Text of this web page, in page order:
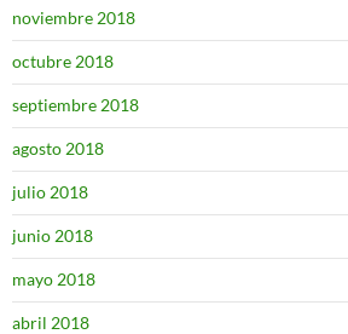
noviembre 2018
octubre 2018
septiembre 2018
agosto 2018
julio 2018
junio 2018
mayo 2018
abril 2018